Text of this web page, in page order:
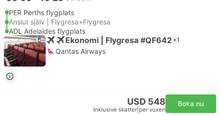
PER Perths flygplats
Anslut själv | Flygresa+Flygresa
ADL Adelaides flygplats
Ekonomi | Flygresa #QF642 +1
Qantas Airways
USD 548
Inklusive skatter per vuxen
Boka nu